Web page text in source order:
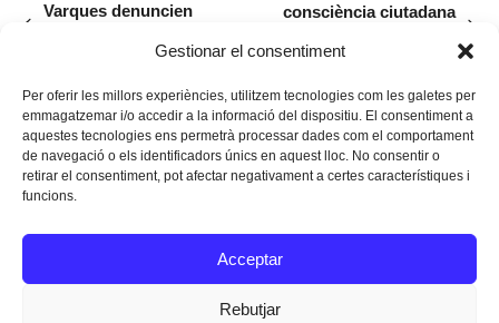
Gestionar el consentiment
Per oferir les millors experiències, utilitzem tecnologies com les galetes per
emmagatzemar i/o accedir a la informació del dispositiu. El consentiment a
aquestes tecnologies ens permetrà processar dades com el comportament
de navegació o els identificadors únics en aquest lloc. No consentir o
retirar el consentiment, pot afectar negativament a certes característiques i
funcions.
Acceptar
Rebutjar
Varques denuncien
la caseta del Garriguer
post:
consciència ciutadana
pròpia a Madrid”
Instagram
Facebook
Twitter
Texts Legals